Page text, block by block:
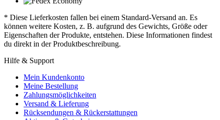
* Diese Lieferkosten fallen bei einem Standard-Versand an. Es
können weitere Kosten, z. B. aufgrund des Gewichts, Größe oder
Eigenschaften der Produkte, entstehen. Diese Informationen findest
du direkt in der Produktbeschreibung.
Hilfe & Support
Mein Kundenkonto
Meine Bestellung
Zahlungsmöglichkeiten
Versand & Lieferung
Rücksendungen & Rückerstattungen